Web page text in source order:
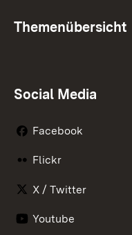
Themenübersicht
Social Media
Facebook
Flickr
X / Twitter
Youtube